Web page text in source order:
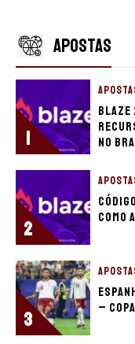
APOSTAS
1
Blaze
no
2
como
3
–